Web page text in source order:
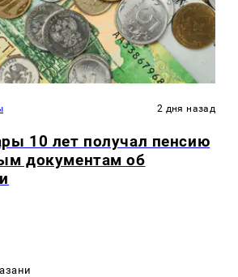
2 дня назад
10 лет получал пенсию
документам об